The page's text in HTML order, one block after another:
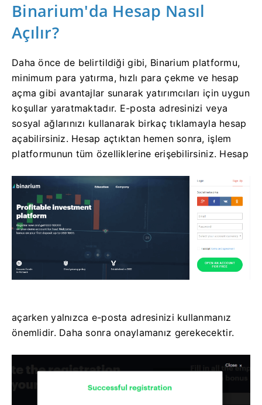
Binarium'da Hesap Nasıl
Açılır?
Daha önce de belirtildiği gibi, Binarium platformu,
minimum para yatırma, hızlı para çekme ve hesap
açma gibi avantajlar sunarak yatırımcıları için uygun
koşullar yaratmaktadır. E-posta adresinizi veya
sosyal ağlarınızı kullanarak birkaç tıklamayla hesap
açabilirsiniz. Hesap açtıktan hemen sonra, işlem
platformunun tüm özelliklerine erişebilirsiniz. Hesap
açarken yalnızca e-posta adresinizi kullanmanız
önemlidir. Daha sonra onaylamanız gerekecektir.